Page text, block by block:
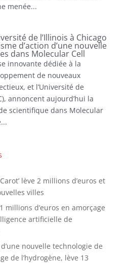
menée...
de l’Illinois à Chicago
d’action d’une nouvelle
dans Molecular Cell
innovante dédiée à la
de nouveaux
et l’Université de
annoncent aujourd’hui la
scientifique dans Molecular
lève 2 millions d’euros et
villes
millions d’euros en amorçage
artificielle de
nouvelle technologie de
de l’hydrogène, lève 13